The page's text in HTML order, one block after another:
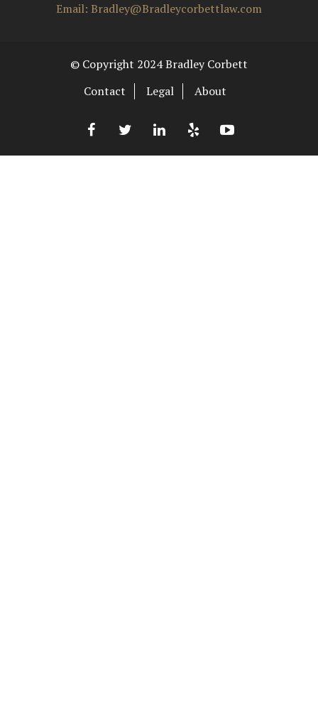
Email: Bradley@Bradleycorbettlaw.com
© Copyright 2024 Bradley Corbett
Contact
Legal About